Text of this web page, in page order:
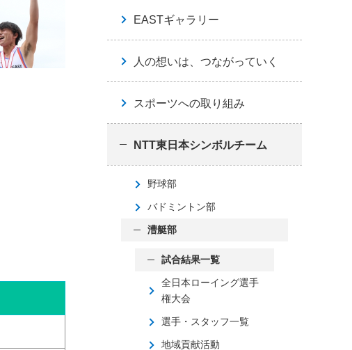
EASTギャラリー
人の想いは、つながっていく
スポーツへの取り組み
NTT東日本シンボルチーム
野球部
バドミントン部
漕艇部
試合結果一覧
全日本ローイング選手
権大会
選手・スタッフ一覧
地域貢献活動